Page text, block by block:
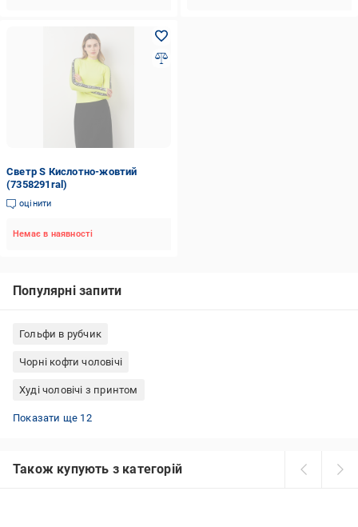
Светр S Кислотно-жовтий
(7358291ral)
оцінити
Немає в наявності
Популярні запити
Гольфи в рубчик
Чорні кофти чоловічі
Худі чоловічі з принтом
В'язані кардигани
Білі светри
Светри Polo Ralph Lauren
Кофти жіночі польські
Світшоти з українською символікою
Трикотажні кардигани
Флісові кофти олива
Толстовки оверсайз
Флісові кофти з капюшоном чоловічі
Толстовки чоловічі на блискавці
Худі на блискавці
Джемпери на осінь
Показати ще 12
Також купують з категорій